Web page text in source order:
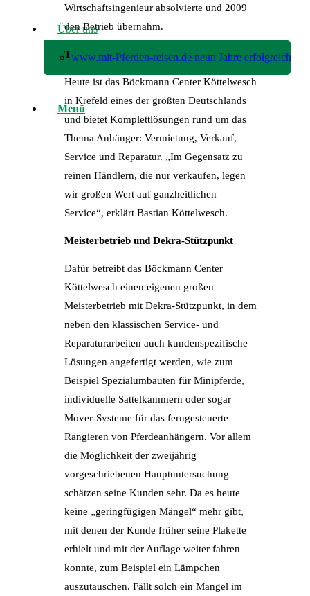
Über uns
www.mit-Pferden-reisen.de neun Jahre erfolgreich!
Menü
Wirtschaftsingenieur absolvierte und 2009
den Betrieb übernahm.
Transportlösungen aus einer Hand
Heute ist das Böckmann Center Köttelwesch
in Krefeld eines der größten Deutschlands
und bietet Komplettlösungen rund um das
Thema Anhänger: Vermietung, Verkauf,
Service und Reparatur. „Im Gegensatz zu
reinen Händlern, die nur verkaufen, legen
wir großen Wert auf ganzheitlichen
Service“, erklärt Bastian Köttelwesch.
Meisterbetrieb und Dekra-Stützpunkt
Dafür betreibt das Böckmann Center
Köttelwesch einen eigenen großen
Meisterbetrieb mit Dekra-Stützpunkt, in dem
neben den klassischen Service- und
Reparaturarbeiten auch kundenspezifische
Lösungen angefertigt werden, wie zum
Beispiel Spezialumbauten für Minipferde,
individuelle Sattelkammern oder sogar
Mover-Systeme für das ferngesteuerte
Rangieren von Pferdeanhängern. Vor allem
die Möglichkeit der zweijährig
vorgeschriebenen Hauptuntersuchung
schätzen seine Kunden sehr. Da es heute
keine „geringfügigen Mängel“ mehr gibt,
mit denen der Kunde früher seine Plakette
erhielt und mit der Auflage weiter fahren
konnte, zum Beispiel ein Lämpchen
auszutauschen. Fällt solch ein Mangel im